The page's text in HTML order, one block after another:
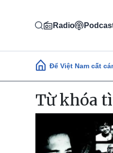
Radio
Main Để Việt Nam cất
Từ khóa